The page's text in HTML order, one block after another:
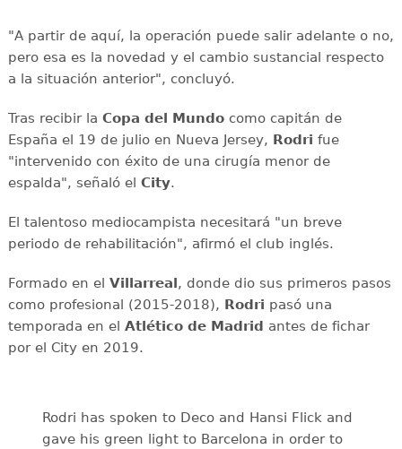
"A partir de aquí, la operación puede salir adelante o no,
pero esa es la novedad y el cambio sustancial respecto
a la situación anterior", concluyó.
Tras recibir la Copa del Mundocomo capitán de
España el 19 de julio en Nueva Jersey, Rodri fue
"intervenido con éxito de una cirugía menor de
espalda", señaló el City.
El talentoso mediocampista necesitará "un breve
periodo de rehabilitación", afirmó el club inglés.
Formado en el Villarreal , donde dio sus primeros pasos
como profesional (2015-2018), Rodri pasó una
temporada en el Atlético de Madrid antes de fichar
por el City en 2019.
Rodri has spoken to Deco and Hansi Flick and
gave his green light to Barcelona in order to